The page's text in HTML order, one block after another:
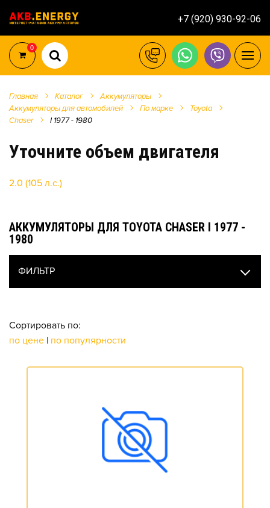
+7 (920) 930-92-06
0
Главная Каталог
Аккумуляторы
Аккумуляторы для автомобилей
По марке
Toyota
Chaser
I 1977 - 1980
Уточните объем двигателя
2.0 (105 л.с.)
АККУМУЛЯТОРЫ ДЛЯ TOYOTA CHASER I 1977 -
1980
ФИЛЬТР
Сортировать по:
по цене | по популярности